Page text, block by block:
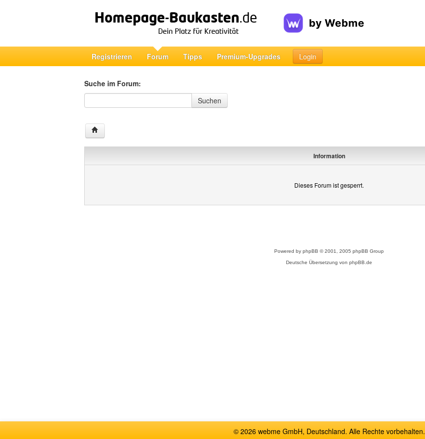
Registrieren Forum Tipps Premium-Upgrades Login
Suche im Forum:
Suche im Forum
Suchen
Information
Dieses Forum ist gesperrt.
Powered by phpBB © 2001, 2005 phpBB Group
Deutsche Übersetzung von phpBB.de
© 2026 webme GmbH, Deutschland. Alle Rechte vorbehalten.